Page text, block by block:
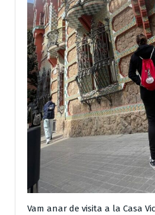
Vam anar de visita a la Casa